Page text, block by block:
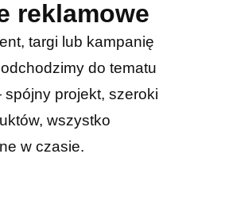
reklamowe
targi lub kampanię
do tematu
projekt, szeroki
wszystko
w czasie.